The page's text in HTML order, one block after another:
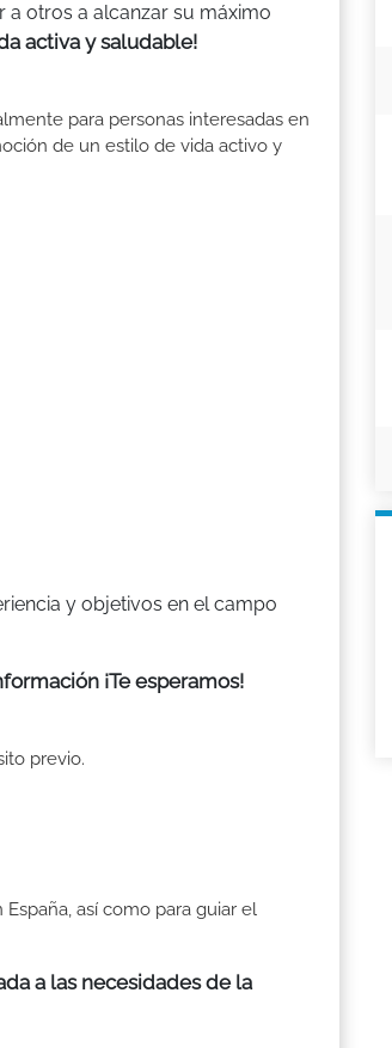
a otros a alcanzar su máximo
activa y saludable!
para personas interesadas en
de un estilo de vida activo y
y objetivos en el campo
¡Te esperamos!
previo.
así como para guiar el
a las necesidades de la